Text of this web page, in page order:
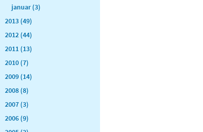
januar (3)
2013 (49)
2012 (44)
2011 (13)
2010 (7)
2009 (14)
2008 (8)
2007 (3)
2006 (9)